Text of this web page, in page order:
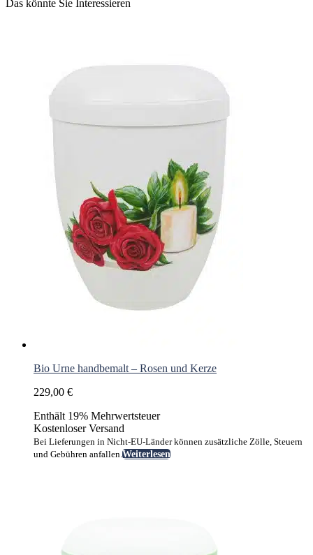
Das könnte Sie Interessieren
Bio Urne handbemalt – Rosen und Kerze
229,00 €
Enthält 19% Mehrwertsteuer
Kostenloser Versand
Bei Lieferungen in Nicht-EU-Länder können zusätzliche Zölle, Steuern
und Gebühren anfallen.Weiterlesen